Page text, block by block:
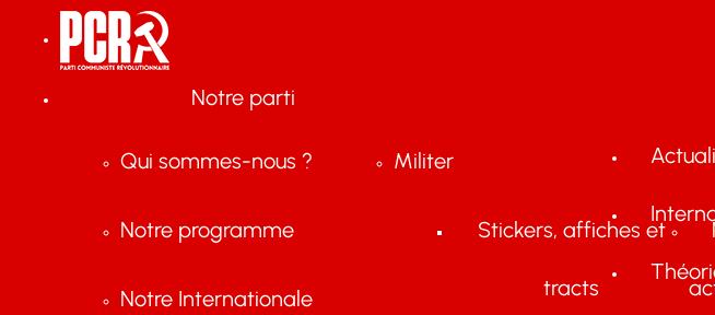
Notre parti
Qui sommes-nous ?
Notre programme
Notre Internationale
Militer
Stickers, affiches et
tracts